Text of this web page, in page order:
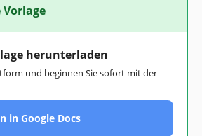
Vorlage
herunterladen
und beginnen Sie sofort mit der
in Google Docs